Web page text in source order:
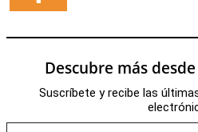
Descubre más
Suscríbete y recibe las
Escribe tu correo electrónico…